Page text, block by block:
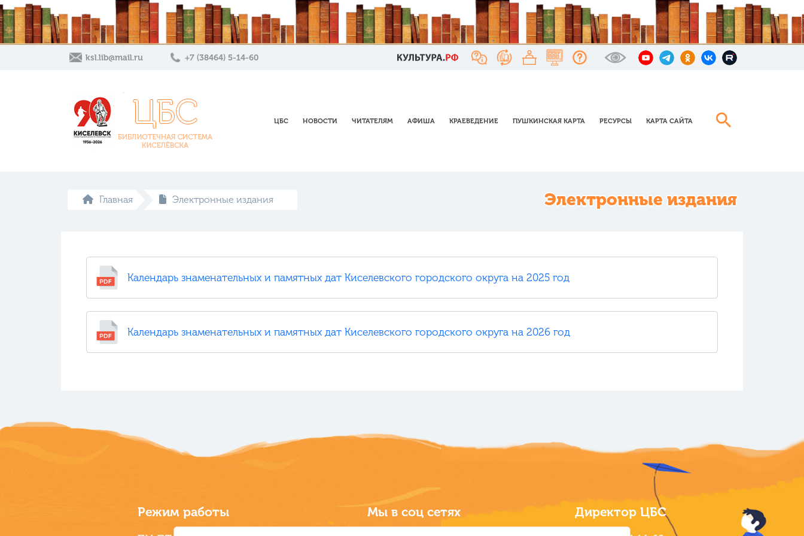
ksl.lib@mail.ru +7 (38464) 5-14-60
ЦБС НОВОСТИ ЧИТАТЕЛЯМ АФИША КРАЕВЕДЕНИЕ ПУШКИНСКАЯ КАРТА РЕСУРСЫ КАРТА САЙТА
Главная Электронные издания Электронные издания
Календарь знаменательных и памятных дат Киселевского городского округа на 2025 год
Календарь знаменательных и памятных дат Киселевского городского округа на 2026 год
Режим работы Мы в соц сетях Директор ЦБС